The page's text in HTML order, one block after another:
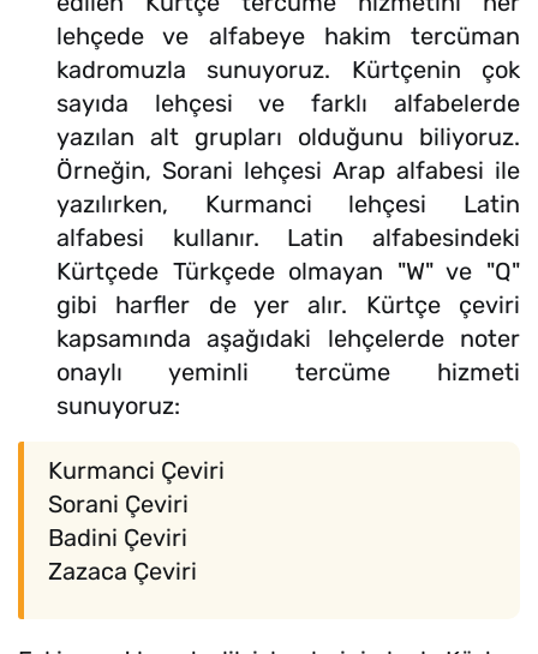
lehçede ve alfabeye hakim tercüman
kadromuzla sunuyoruz. Kürtçenin çok
sayıda lehçesi ve farklı alfabelerde
yazılan alt grupları olduğunu biliyoruz.
Örneğin, Sorani lehçesi Arap alfabesi ile
yazılırken, Kurmanci lehçesi Latin
alfabesi kullanır. Latin alfabesindeki
Kürtçede Türkçede olmayan "W" ve "Q"
gibi harfler de yer alır. Kürtçe çeviri
kapsamında aşağıdaki lehçelerde noter
onaylı yeminli tercüme hizmeti
sunuyoruz:
Kurmanci Çeviri
Sorani Çeviri
Badini Çeviri
Zazaca Çeviri